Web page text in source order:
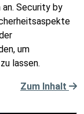
Security by
um
lassen.
Zum Inhalt